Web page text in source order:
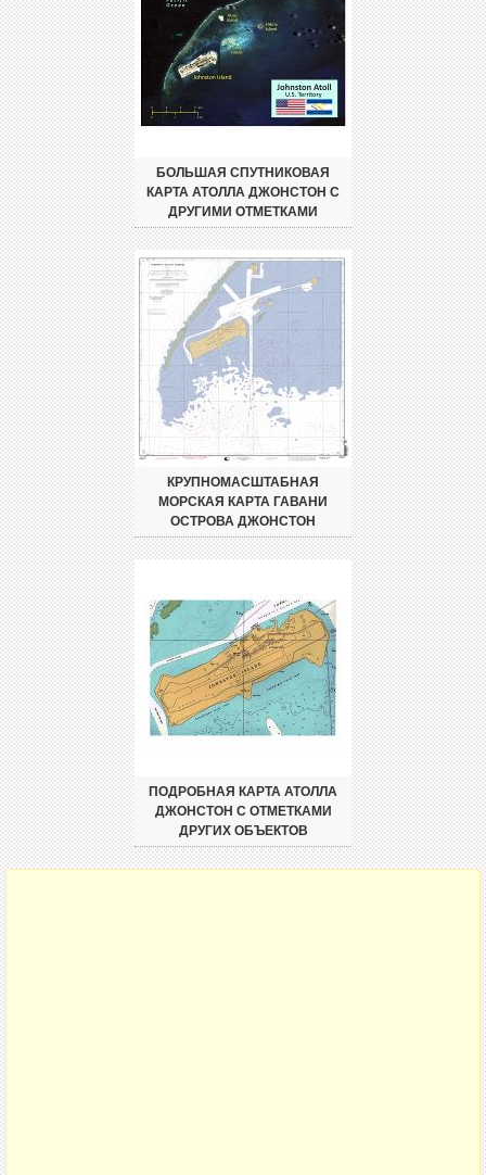
БОЛЬШАЯ СПУТНИКОВАЯ
КАРТА АТОЛЛА ДЖОНСТОН С
ДРУГИМИ ОТМЕТКАМИ
КРУПНОМАСШТАБНАЯ
МОРСКАЯ КАРТА ГАВАНИ
ОСТРОВА ДЖОНСТОН
ПОДРОБНАЯ КАРТА АТОЛЛА
ДЖОНСТОН С ОТМЕТКАМИ
ДРУГИХ ОБЪЕКТОВ